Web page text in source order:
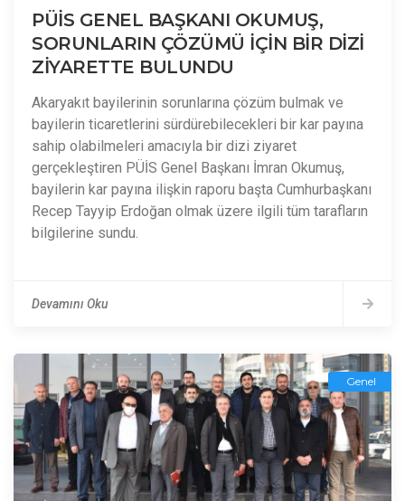
PÜİS GENEL BAŞKANI OKUMUŞ,
SORUNLARIN ÇÖZÜMÜ İÇİN BİR DİZİ
ZİYARETTE BULUNDU
Akaryakıt bayilerinin sorunlarına çözüm bulmak ve
bayilerin ticaretlerini sürdürebilecekleri bir kar payına
sahip olabilmeleri amacıyla bir dizi ziyaret
gerçekleştiren PÜİS Genel Başkanı İmran Okumuş,
bayilerin kar payına ilişkin raporu başta Cumhurbaşkanı
Recep Tayyip Erdoğan olmak üzere ilgili tüm tarafların
bilgilerine sundu.
Devamını Oku
Genel